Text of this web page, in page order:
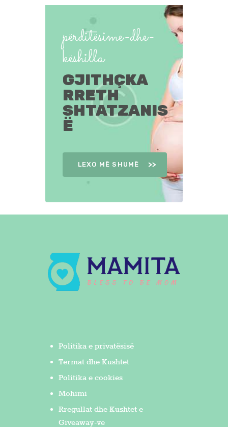
përditësime-dhe-
këshilla
GJITHÇKA
RRETH
SHTATZANIS
Ë
LEXO MË SHUMË
Politika e privatësisë
Termat dhe Kushtet
Politika e cookies
Mohimi
Rregullat dhe Kushtet e
Giveaway-ve